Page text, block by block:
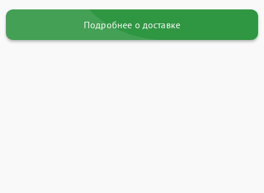
Подробнее о доставке